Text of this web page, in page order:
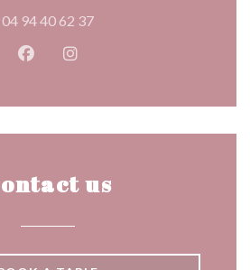
04 94 40 62 37
Facebook ((opens in a new
Instagram ((opens in a
us